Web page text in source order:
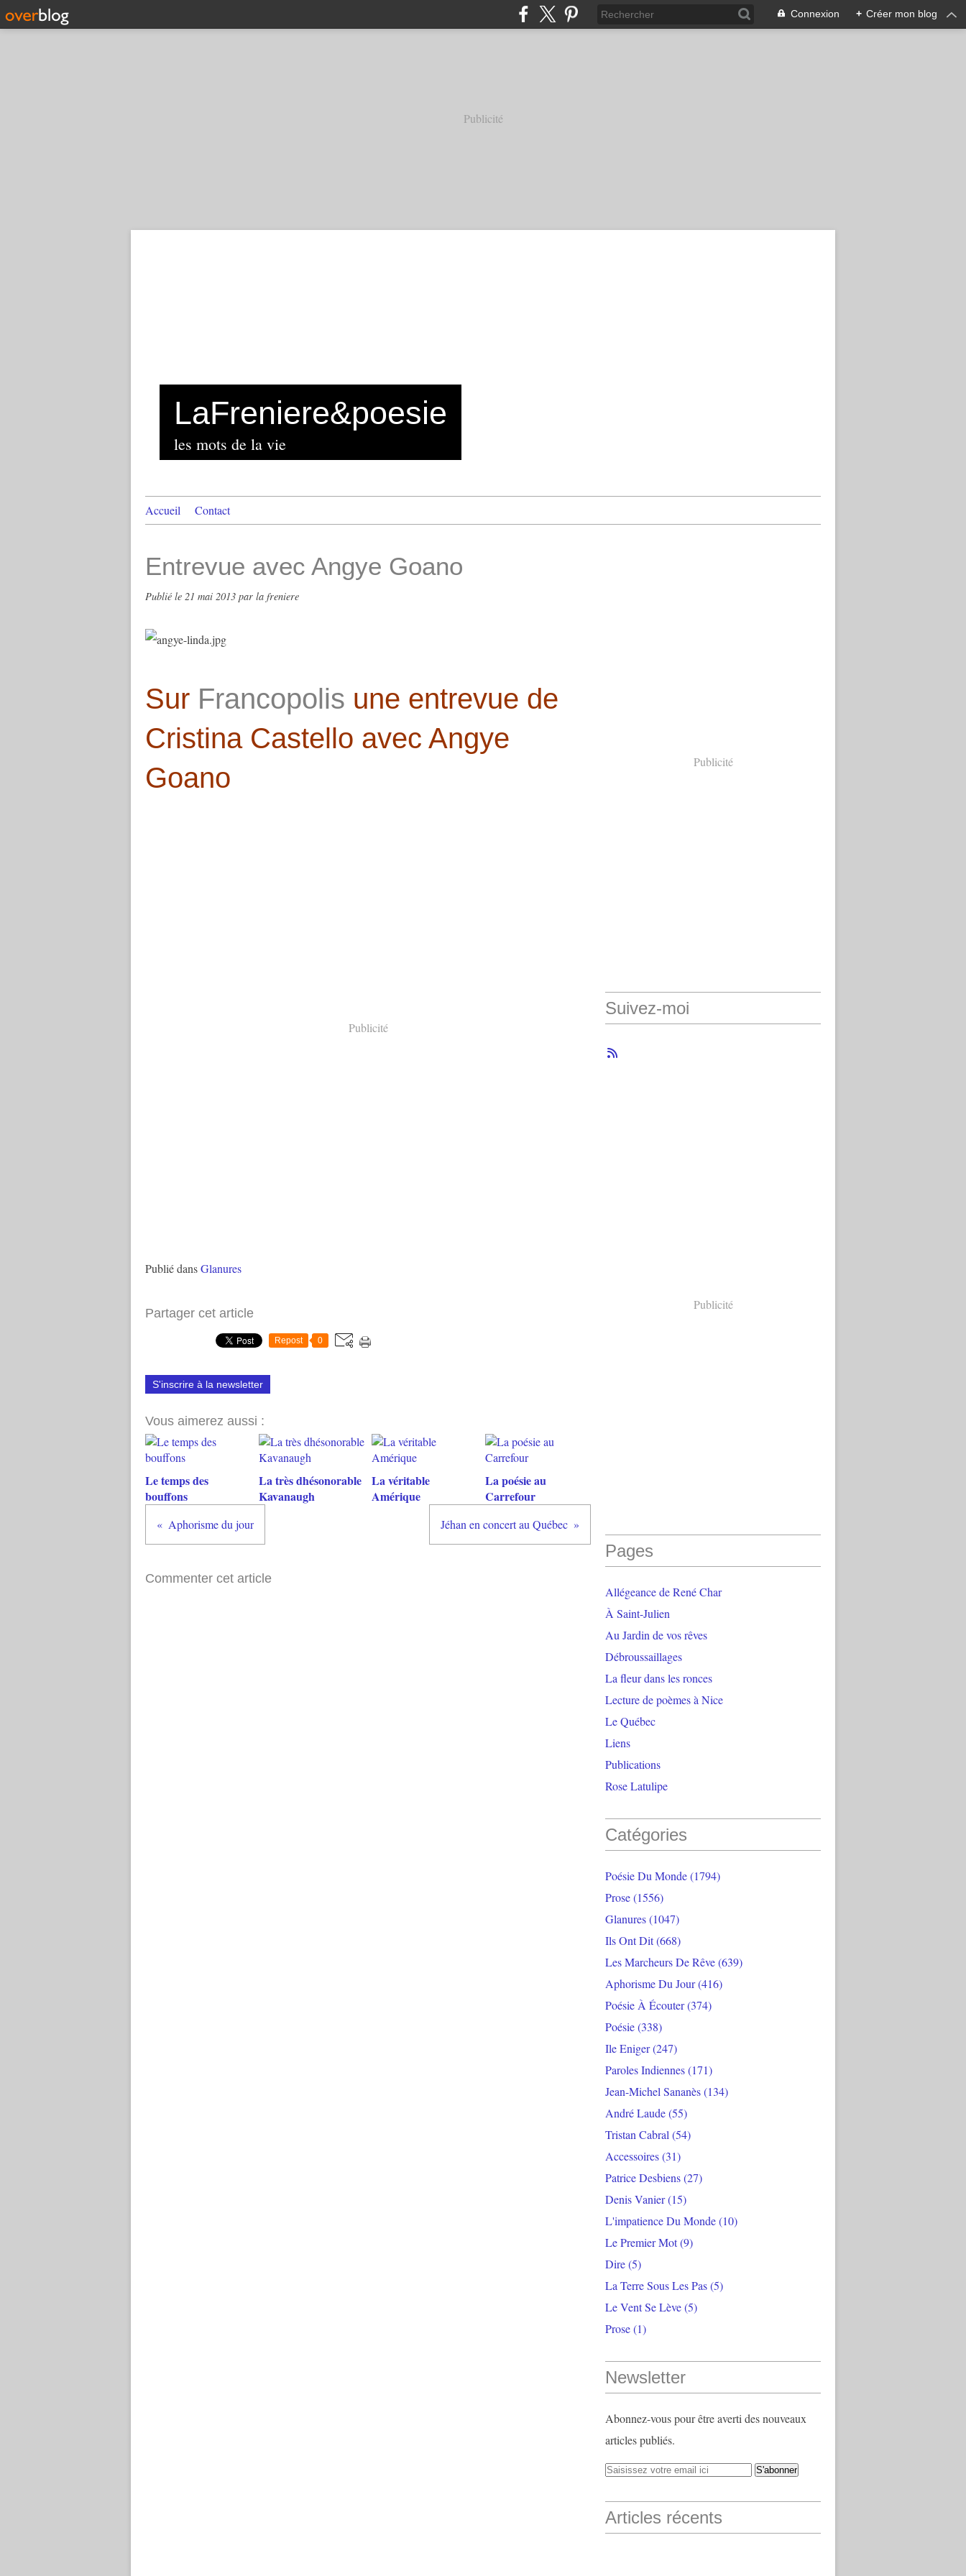
Connexion + Créer mon blog
Publicité
LaFreniere&poesie
les mots de la vie
Accueil Contact
Entrevue avec Angye Goano
Publié le 21 mai 2013 par la freniere
Sur Francopolis une entrevue de
Cristina Castello avec Angye
Goano
Publicité
Publié dansGlanures
Partager cet article
Repost 0
S'inscrire à la newsletter
Vous aimerez aussi :
Le temps des
bouffons
La très dhésonorable
Kavanaugh
La véritable
Amérique
La poésie au
Carrefour
Aphorisme du jour Jéhan en concert au Québec
Commenter cet article
Publicité
Suivez-moi
Publicité
Pages
Allégeance de René Char
À Saint-Julien
Au Jardin de vos rêves
Débroussaillages
La fleur dans les ronces
Lecture de poèmes à Nice
Le Québec
Liens
Publications
Rose Latulipe
Catégories
Poésie Du Monde(1794)
Prose(1556)
Glanures(1047)
Ils Ont Dit(668)
Les Marcheurs De Rêve(639)
Aphorisme Du Jour(416)
Poésie À Écouter(374)
Poésie(338)
Ile Eniger(247)
Paroles Indiennes(171)
Jean-Michel Sananès(134)
André Laude(55)
Tristan Cabral (54)
Accessoires(31)
Patrice Desbiens(27)
Denis Vanier(15)
L'impatience Du Monde(10)
Le Premier Mot(9)
Dire(5)
La Terre Sous Les Pas(5)
Le Vent Se Lève(5)
Prose(1)
Newsletter
Abonnez-vous pour être averti des nouveaux
articles publiés.
Articles récents